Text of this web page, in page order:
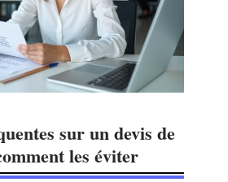
sur un devis de
les éviter